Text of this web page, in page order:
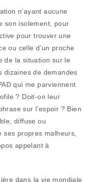
n’ayant aucune
son isolement, pour
pour trouver une
ou celle d’un proche
de la situation sur le
dizaines de demandes
qui me parviennent
? Doit-on leur
sur l’espoir ? Bien
diffuse ou
propres malheurs,
appelant à
dans la vie mondiale